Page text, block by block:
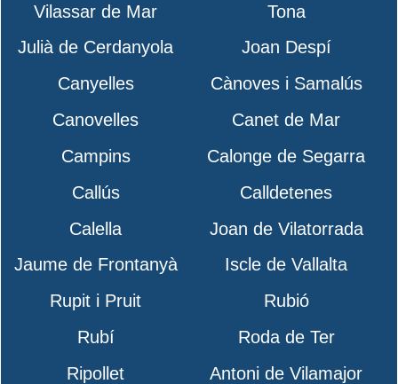
Vilassar de Mar
Tona
Julià de Cerdanyola
Joan Despí
Canyelles
Cànoves i Samalús
Canovelles
Canet de Mar
Campins
Calonge de Segarra
Callús
Calldetenes
Calella
Joan de Vilatorrada
Jaume de Frontanyà
Iscle de Vallalta
Rupit i Pruit
Rubió
Rubí
Roda de Ter
Ripollet
Antoni de Vilamajor